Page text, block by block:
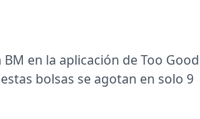
BM en la aplicación de Too Good
bolsas se agotan en solo 9